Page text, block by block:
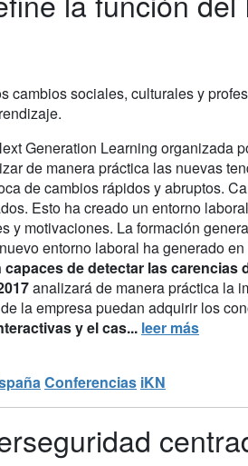
sociales, culturales y
Generation Learning organizada
de manera práctica las nuevas
de cambios rápidos y abruptos.
Esto ha creado un entorno
y motivaciones. La formación
entorno laboral ha generado
de detectar las carencias
analizará de manera práctica la
la empresa puedan adquirir los
y el cas... leer más
Conferencias iKN